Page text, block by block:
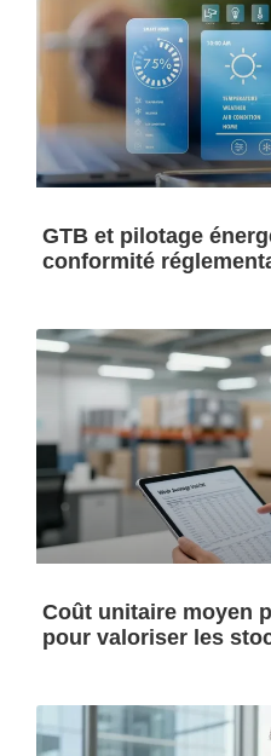
GTB et pilotage
conformité
Coût unitaire moyen
pour valoriser les